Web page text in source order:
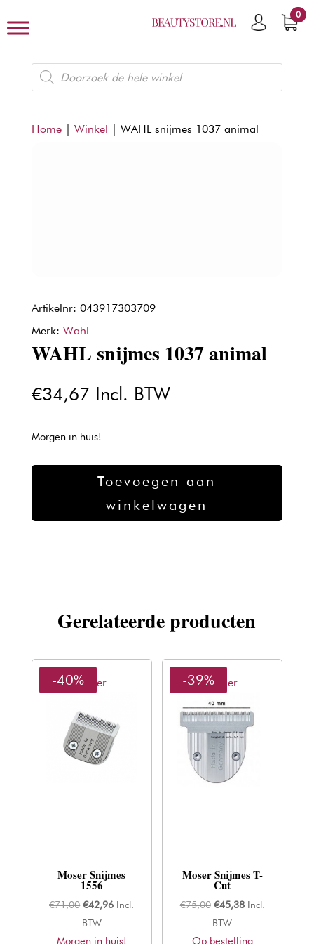
0
Producten
zoeken
Home| Winkel | WAHL snijmes 1037 animal
Artikelnr: 043917303709
Merk: Wahl
WAHL snijmes 1037 animal
€34,67 Incl. BTW
Morgen in huis!
WAHL
animal
Toevoegen aan
winkelwagen
Gerelateerde producten
Moser
-40%
Moser Snijmes
1556
€71,00 Oorspronkelijke
prijs
was:
€42,96Huidige
is:
Incl.
BTW
Morgen in huis!
Moser
-39%
Moser Snijmes T-
Cut
€75,00 Oorspronkelijke
prijs
was:
€45,38Huidige
is:
Incl.
BTW
Op bestelling